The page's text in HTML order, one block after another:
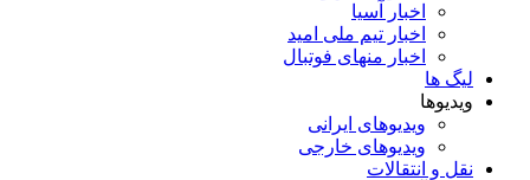
اخبار آسیا
اخبار تیم ملی امید
اخبار منهای فوتبال
لیگ ها
ویدیوها
ویدیوهای ایرانی
ویدیوهای خارجی
نقل و انتقالات